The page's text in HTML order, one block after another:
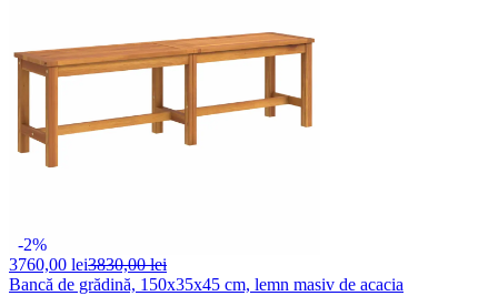
-2%
3760,00 lei3830,00 lei
Bancă de grădină, 150x35x45 cm, lemn masiv de acacia